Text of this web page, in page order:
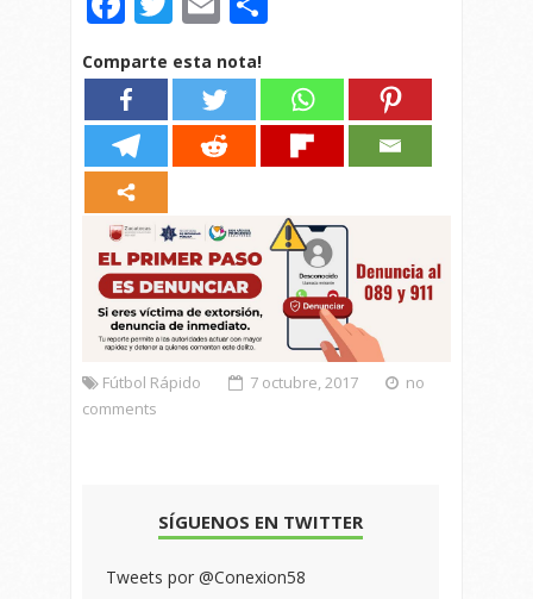
Comparte esta nota!
Fútbol Rápido 7 octubre, 2017
no
comments
SÍGUENOS EN TWITTER
Tweets por @Conexion58